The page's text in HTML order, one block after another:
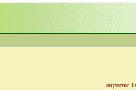
imprimir